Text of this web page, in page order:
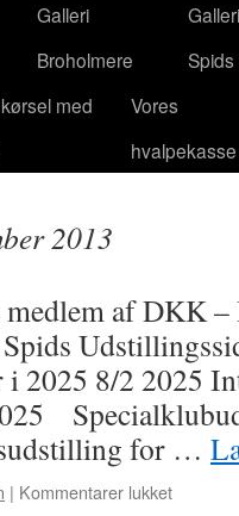
Galleri
Broholmere
Spids
med
Vores
hvalpekasse
2013
af DKK –
2025 8/2 2025
for …
| Kommentarer lukkettil